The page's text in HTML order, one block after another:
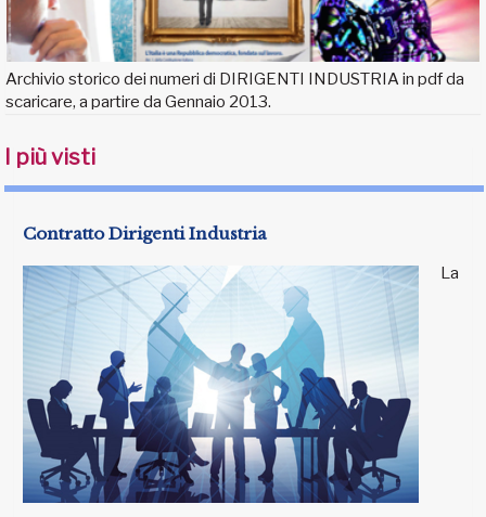
Archivio storico dei numeri di DIRIGENTI INDUSTRIA in pdf da
scaricare, a partire da Gennaio 2013.
I più visti
Contratto Dirigenti Industria
La